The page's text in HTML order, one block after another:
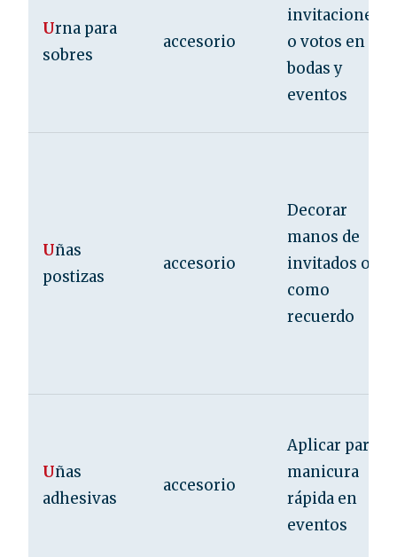
Urna para
sobres
accesorio
invitaciones
o votos en
bodas y
eventos
Uñas
postizas
accesorio
Decorar
manos de
invitados o
como
recuerdo
Uñas
adhesivas
accesorio
Aplicar para
manicura
rápida en
eventos